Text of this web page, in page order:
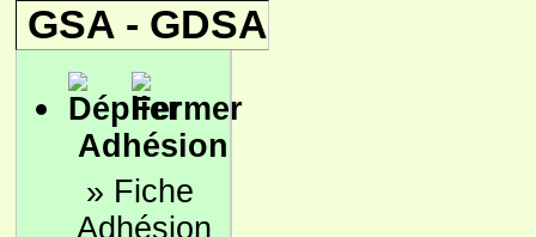
GSA - GDSA
Adhésion
» Fiche
Adhésion